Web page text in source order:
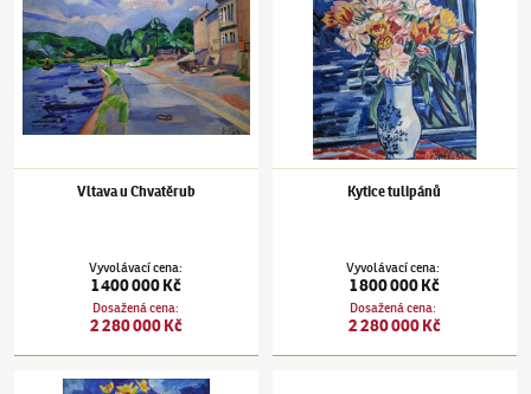
Vltava u Chvatěrub
Vyvolávací cena:
1 400 000 Kč
Dosažená cena:
2 280 000 Kč
Kytice tulipánů
Vyvolávací cena:
1 800 000 Kč
Dosažená cena:
2 280 000 Kč
Václav Špála(1885–1946)Blatouchy ve džbánku